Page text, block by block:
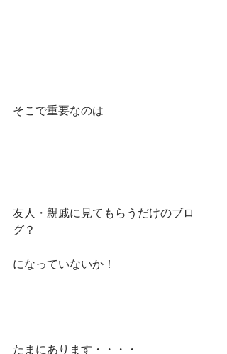
そこで重要なのは
友人・親戚に見てもらうだけのブロ
グ？
になっていないか！
たまにあります・・・・